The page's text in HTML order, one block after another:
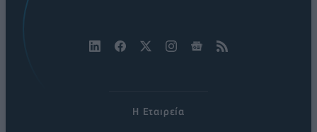
Η Εταιρεία